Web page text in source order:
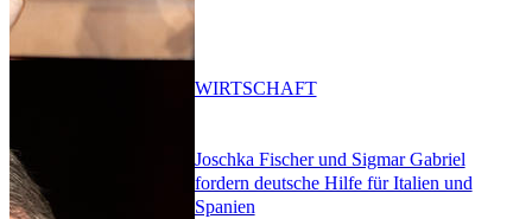
Joschka Fischer und Sigmar Gabriel
fordern deutsche Hilfe für Italien und
Spanien
WIRTSCHAFT